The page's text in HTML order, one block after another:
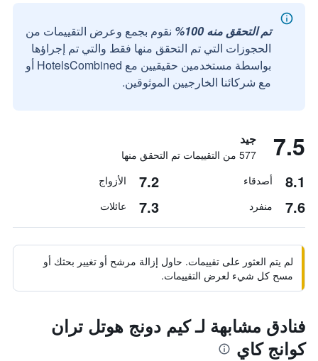
تم التحقق منه 100%
نقوم بجمع وعرض التقييمات من
الحجوزات التي تم التحقق منها فقط والتي تم إجراؤها
بواسطة مستخدمين حقيقيين مع HotelsCombined أو
مع شركائنا الخارجيين الموثوقين.
7.5 جيد
577 من التقييمات تم التحقق منها
8.1 أصدقاء 7.2 الأزواج
7.6 منفرد 7.3 عائلات
لم يتم العثور على تقييمات. حاول إزالة مرشح أو تغيير بحثك أو
مسح كل شيء لعرض التقييمات.
فنادق مشابهة لـ كيم دونج هوتل تران
كوانج كاي